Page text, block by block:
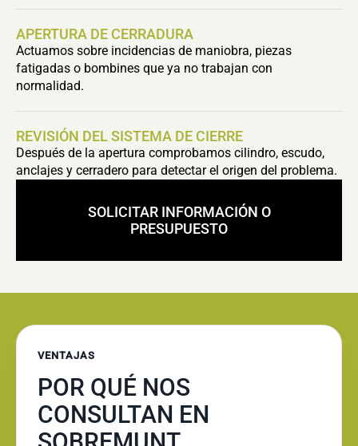
APERTURA DE CERRADURA
Actuamos sobre incidencias de maniobra, piezas
fatigadas o bombines que ya no trabajan con
normalidad.
REVISIÓN DEL SISTEMA DE CIERRE
Después de la apertura comprobamos cilindro, escudo,
anclajes y cerradero para detectar el origen del problema.
SOLICITAR INFORMACIÓN O
PRESUPUESTO
VENTAJAS
POR QUÉ NOS
CONSULTAN EN